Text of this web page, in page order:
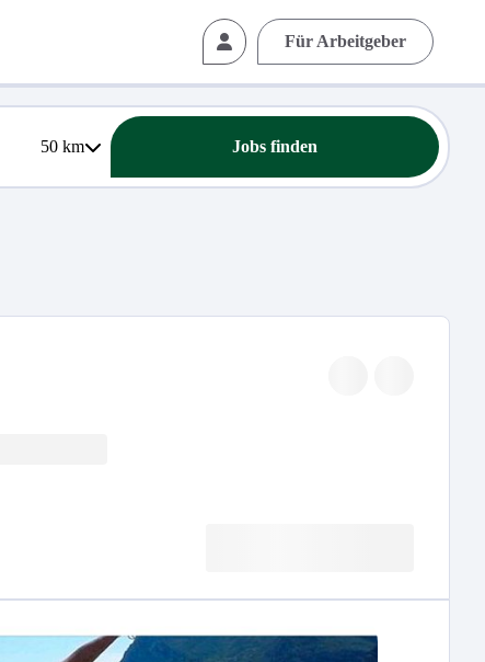
Für Arbeitgeber
50km Jobs finden